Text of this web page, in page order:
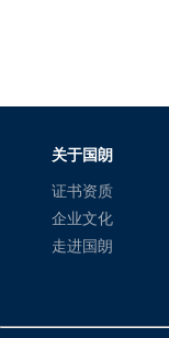
关于国朗
证书资质
企业文化
走进国朗